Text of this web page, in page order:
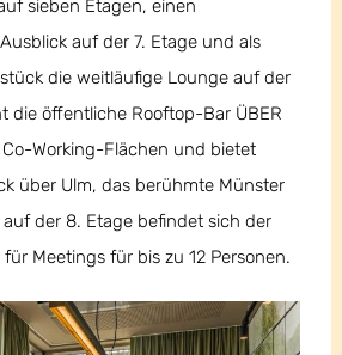
sieben Etagen, einen
auf der 7. Etage und als
die weitläufige Lounge auf der
die öffentliche Rooftop-Bar ÜBER
Working-Flächen und bietet
über Ulm, das berühmte Münster
der 8. Etage befindet sich der
Meetings für bis zu 12 Personen.